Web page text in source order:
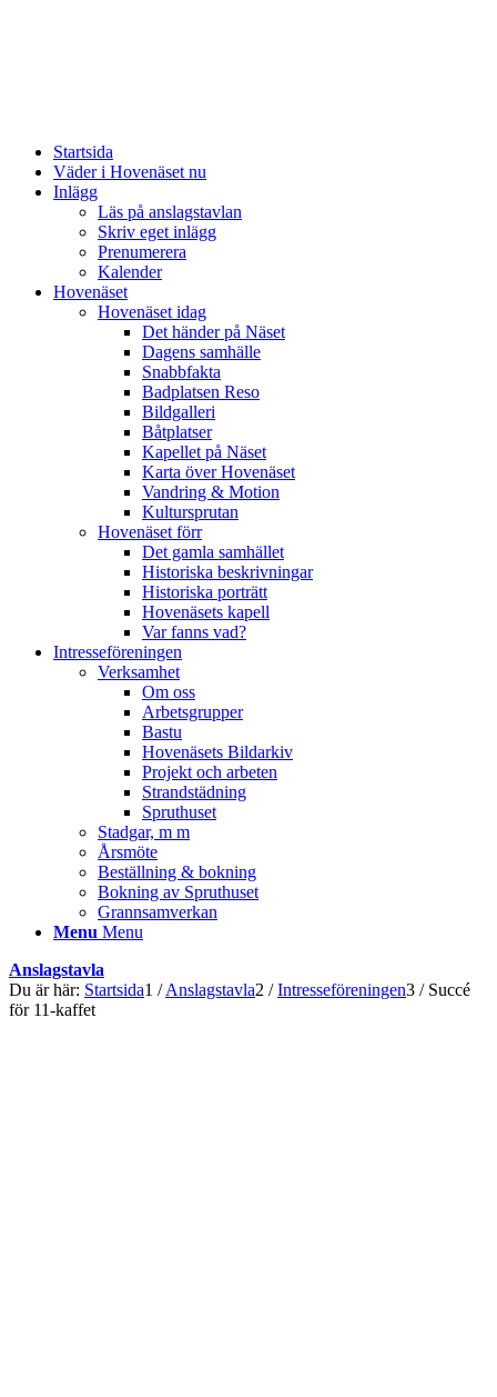
Startsida
Väder i Hovenäset nu
Inlägg
Läs på anslagstavlan
Skriv eget inlägg
Prenumerera
Kalender
Hovenäset
Hovenäset idag
Det händer på Näset
Dagens samhälle
Snabbfakta
Badplatsen Reso
Bildgalleri
Båtplatser
Kapellet på Näset
Karta över Hovenäset
Vandring & Motion
Kultursprutan
Hovenäset förr
Det gamla samhället
Historiska beskrivningar
Historiska porträtt
Hovenäsets kapell
Var fanns vad?
Intresseföreningen
Verksamhet
Om oss
Arbetsgrupper
Bastu
Hovenäsets Bildarkiv
Projekt och arbeten
Strandstädning
Spruthuset
Stadgar, m m
Årsmöte
Beställning & bokning
Bokning av Spruthuset
Grannsamverkan
Menu Menu
Anslagstavla
Du är här: Startsida1 / Anslagstavla2 / Intresseföreningen3 / Succé
för 11-kaffet